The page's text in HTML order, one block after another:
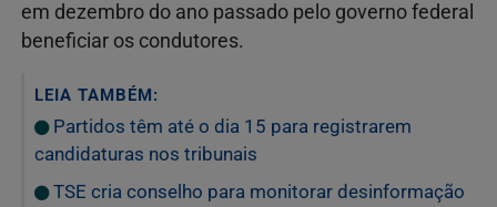
em dezembro do ano passado pelo governo federal
beneficiar os condutores.
LEIA TAMBÉM:
Partidos têm até o dia 15 para registrarem
candidaturas nos tribunais
TSE cria conselho para monitorar desinformação